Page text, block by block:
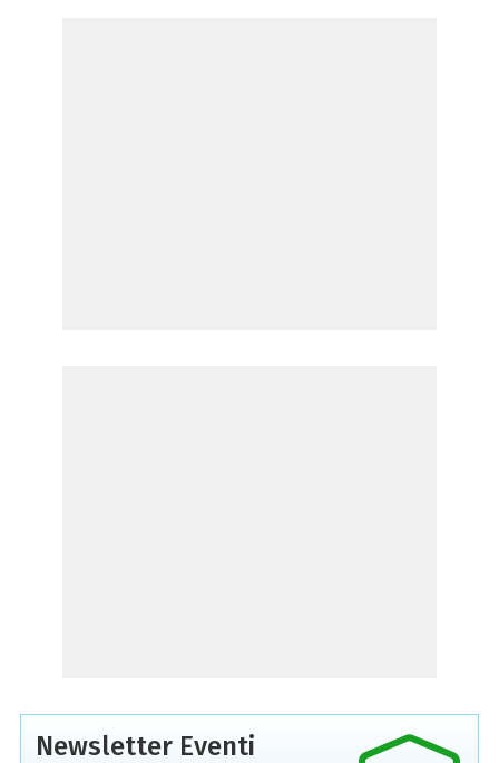
Newsletter Eventi